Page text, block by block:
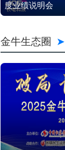
度业绩说明会
金牛生态圈